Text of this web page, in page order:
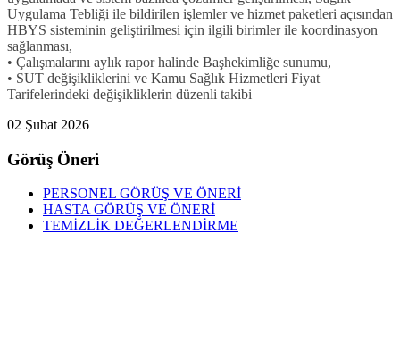
Uygulama Tebliği ile bildirilen işlemler ve hizmet paketleri açısından
HBYS sisteminin geliştirilmesi için ilgili birimler ile koordinasyon
sağlanması,
• Çalışmalarını aylık rapor halinde Başhekimliğe sunumu,
• SUT değişikliklerini ve Kamu Sağlık Hizmetleri Fiyat
Tarifelerindeki değişikliklerin düzenli takibi
02 Şubat 2026
Görüş Öneri
PERSONEL GÖRÜŞ VE ÖNERİ
HASTA GÖRÜŞ VE ÖNERİ
TEMİZLİK DEĞERLENDİRME